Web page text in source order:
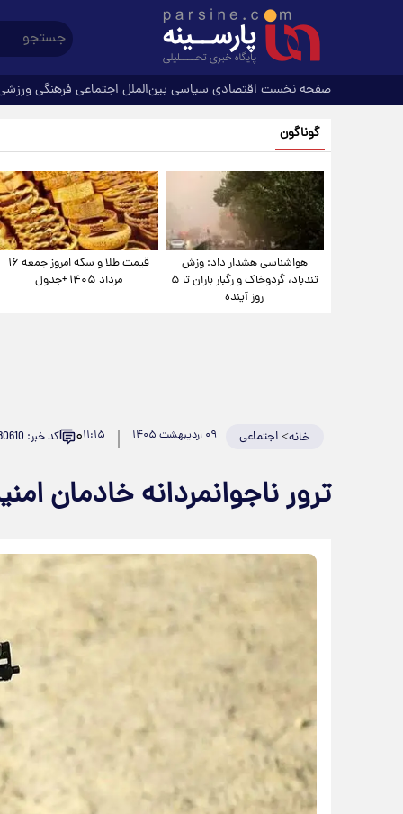
صفحه نخست اقتصادی سیاسی بین‌الملل اجتماعی فرهنگی
گوناگون
هواشناسی هشدار داد: وزش
تندباد، گردوخاک و رگبار باران تا ۵
روز آینده
قیمت طلا و سکه امروز جمعه ۱۶
مرداد ۱۴۰۵ +جدول
خانه>اجتماعی ۰۹ اردیبهشت ۱۴۰۵ ۱۱:۱۵۰ کد خبر: 980610
ترور ناجوانمردانه خادمان